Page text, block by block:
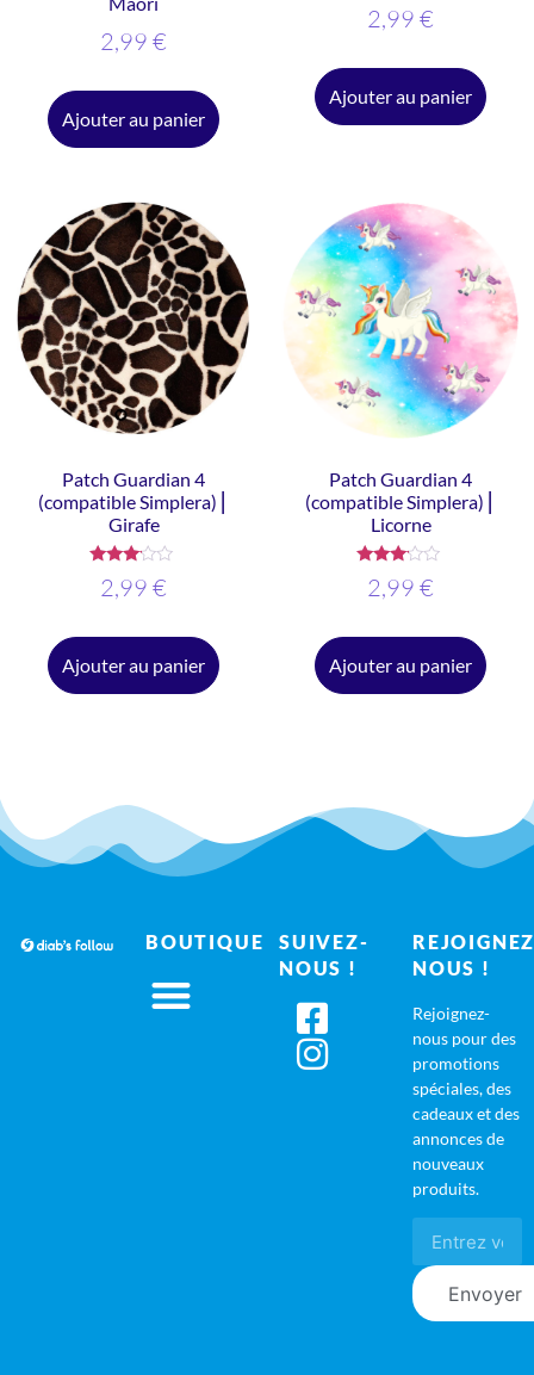
2,99 €
Ajouter au panier
2,99 €
Ajouter au panier
Patch Guardian 4
(compatible Simplera) ⎜
Girafe
Note
3.00
2,99 €
Ajouter au panier
Patch Guardian 4
(compatible Simplera) ⎜
Licorne
Note
3.00
2,99 €
Ajouter au panier
BOUTIQUE
SUIVEZ-
NOUS !
NOUS !
Rejoignez-
nous pour des
promotions
spéciales, des
cadeaux et des
annonces de
nouveaux
produits.
Envoyer